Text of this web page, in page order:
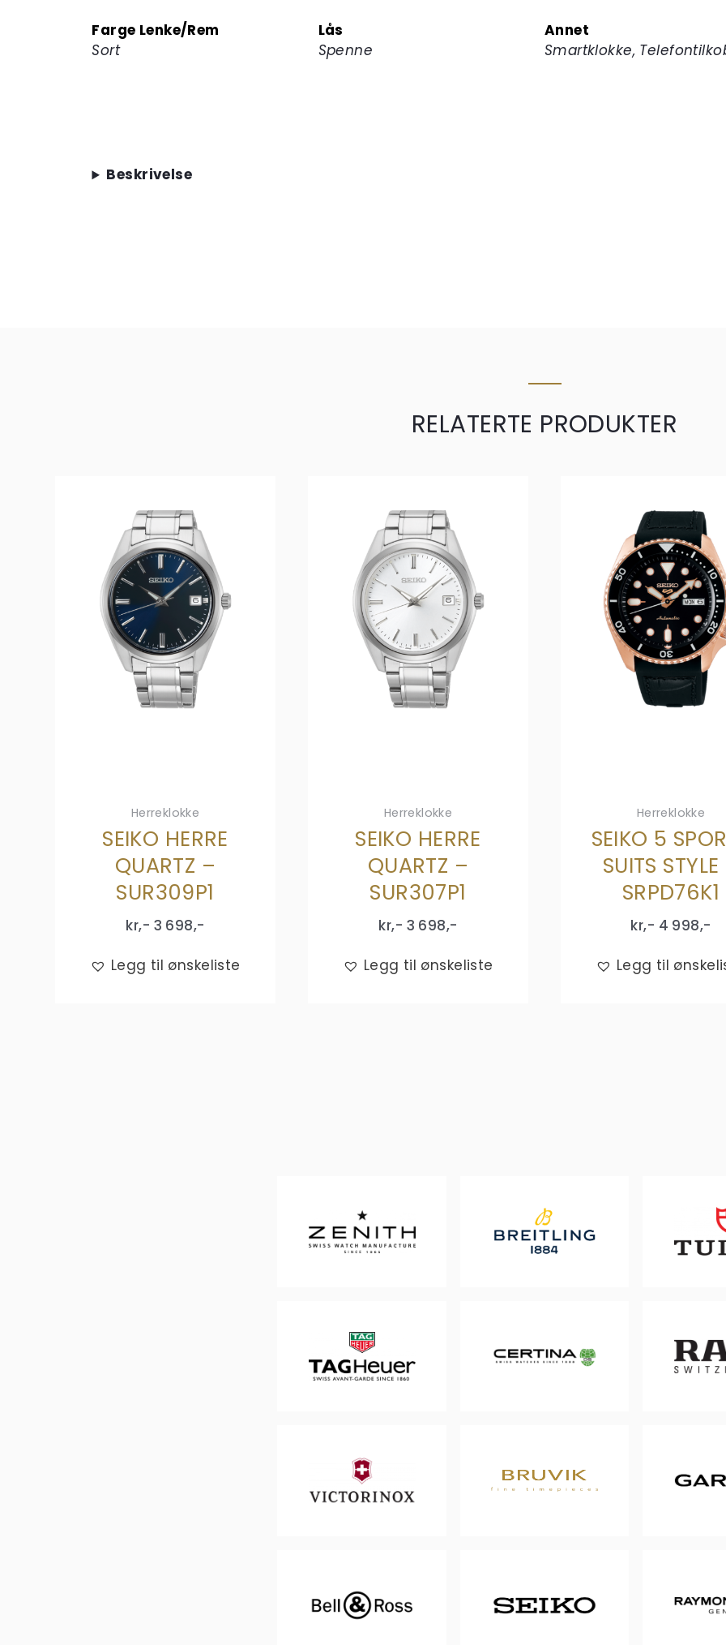
Farge Lenke/Rem
Sort
Lås
Spenne
Annet
Smartklokke,
Beskrivelse
RELATERTE PRODUKTER
Herreklokke
SEIKO HERRE
QUARTZ –
SUR309P1
kr,- 3 698,-
Legg til ønskeliste
Herreklokke
SEIKO HERRE
QUARTZ –
SUR307P1
kr,- 3 698,-
Legg til ønskeliste
Herreklokke
SEIKO 5
SUITS
SRPD76K1
kr,- 4 998,-
Legg til